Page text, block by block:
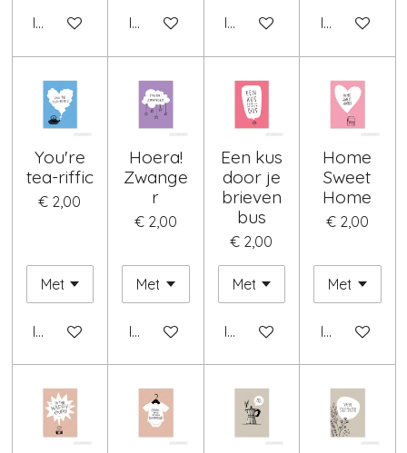
In winkelwagenIn winkelwagenIn winkelwagenIn
You're
tea-riffic
€ 2,00
In winkelwagen
Hoera!
Zwange
r
€ 2,00
In winkelwagen
Een kus
door je
brieven
bus
€ 2,00
In winkelwagen
Home
Sweet
Home
€ 2,00
In